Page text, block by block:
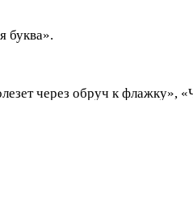
буква».
через обруч к флажку»,
«Мяч над